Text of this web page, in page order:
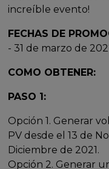
increíble evento!
FECHAS DE
- 31 de marzo de
COMO OBTENER:
PASO 1:
Opción 1. Generar
PV desde el 13 de
Diciembre de 2021.
Opción 2. Generar